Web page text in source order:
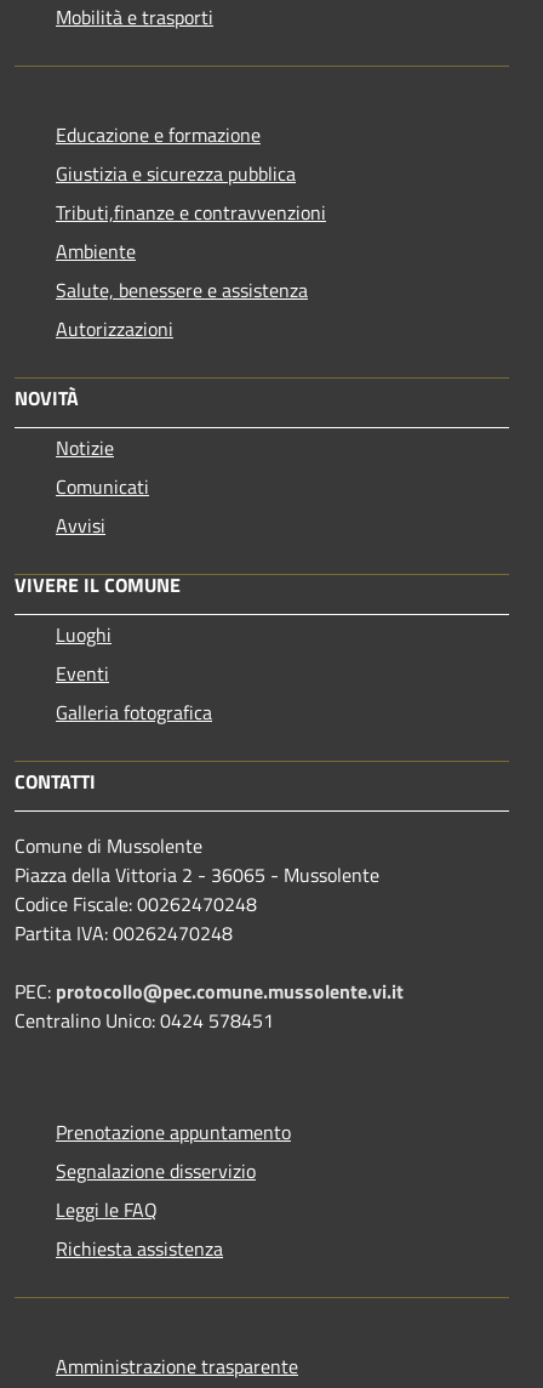
Mobilità e trasporti
Educazione e formazione
Giustizia e sicurezza pubblica
Tributi,finanze e contravvenzioni
Ambiente
Salute, benessere e assistenza
Autorizzazioni
NOVITÀ
Notizie
Comunicati
Avvisi
VIVERE IL COMUNE
Luoghi
Eventi
Galleria fotografica
CONTATTI
Comune di Mussolente
Piazza della Vittoria 2 - 36065 - Mussolente
Codice Fiscale: 00262470248
Partita IVA: 00262470248
PEC: protocollo@pec.comune.mussolente.vi.it
Centralino Unico: 0424 578451
Prenotazione appuntamento
Segnalazione disservizio
Leggi le FAQ
Richiesta assistenza
Amministrazione trasparente